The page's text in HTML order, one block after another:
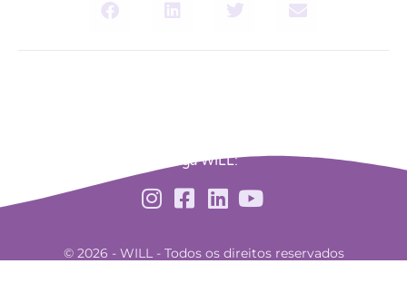
Siga WILL:
© 2026 - WILL - Todos os direitos reservados